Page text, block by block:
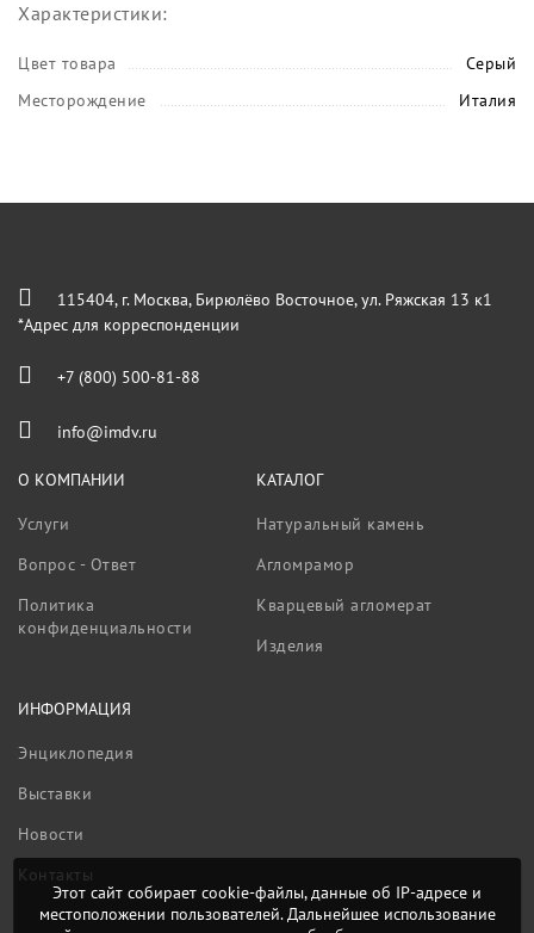
Характеристики:
Цвет товара
Серый
Месторождение
Италия
115404, г. Москва, Бирюлёво Восточное, ул. Ряжская 13 к1
*Адрес для корреспонденции
+7 (800) 500-81-88
info@imdv.ru
О КОМПАНИИ
Услуги
Вопрос - Ответ
Политика
конфиденциальности
КАТАЛОГ
Натуральный камень
Агломрамор
Кварцевый агломерат
Изделия
ИНФОРМАЦИЯ
Энциклопедия
Выставки
Новости
Контакты
Этот сайт собирает cookie-файлы, данные об IP-адресе и
местоположении пользователей. Дальнейшее использование